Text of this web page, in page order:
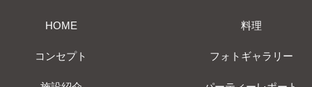
HOME
コンセプト
料理
フォトギャラリー